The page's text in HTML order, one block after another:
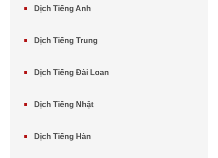
Dịch Tiếng Anh
Dịch Tiếng Trung
Dịch Tiếng Đài Loan
Dịch Tiếng Nhật
Dịch Tiếng Hàn